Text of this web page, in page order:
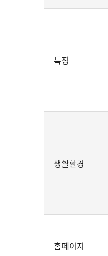
특징
생활환경
홈페이지